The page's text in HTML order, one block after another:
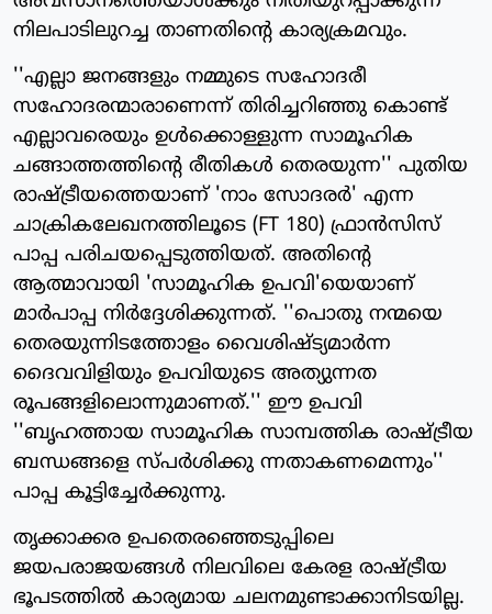
നിലപാടിലുറച്ച താണതിന്റെ കാര്യക്രമവും.
''എല്ലാ ജനങ്ങളും നമ്മുടെ സഹോദരീ
സഹോദരന്മാരാണെന്ന് തിരിച്ചറിഞ്ഞു കൊണ്ട്
എല്ലാവരെയും ഉള്‍ക്കൊള്ളുന്ന സാമൂഹിക
ചങ്ങാത്തത്തിന്റെ രീതികള്‍ തെരയുന്ന'' പുതിയ
രാഷ്ട്രീയത്തെയാണ് 'നാം സോദരര്‍' എന്ന
ചാക്രികലേഖനത്തിലൂടെ (FT 180) ഫ്രാന്‍സിസ്
പാപ്പ പരിചയപ്പെടുത്തിയത്. അതിന്റെ
ആത്മാവായി 'സാമൂഹിക ഉപവി'യെയാണ്
മാര്‍പാപ്പ നിര്‍ദ്ദേശിക്കുന്നത്. ''പൊതു നന്മയെ
തെരയുന്നിടത്തോളം വൈശിഷ്ട്യമാര്‍ന്ന
ദൈവവിളിയും ഉപവിയുടെ അത്യുന്നത
രൂപങ്ങളിലൊന്നുമാണത്.'' ഈ ഉപവി
''ബൃഹത്തായ സാമൂഹിക സാമ്പത്തിക രാഷ്ട്രീയ
ബന്ധങ്ങളെ സ്പര്‍ശിക്കു ന്നതാകണമെന്നും''
പാപ്പ കൂട്ടിച്ചേര്‍ക്കുന്നു.
തൃക്കാക്കര ഉപതെരഞ്ഞെടുപ്പിലെ
ജയപരാജയങ്ങള്‍ നിലവിലെ കേരള രാഷ്ട്രീയ
ഭൂപടത്തില്‍ കാര്യമായ ചലനമുണ്ടാക്കാനിടയില്ല.